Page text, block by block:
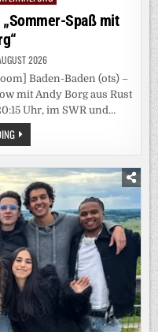
Spaß mit
2026
Baden-Baden (ots) –
mit Andy Borg aus Rust
Uhr, im SWR und…
MUSIK
UND
GUTE
LAUNE
BEI
„SOMMER-
SPASS M
IT A
NDY B
ORG“